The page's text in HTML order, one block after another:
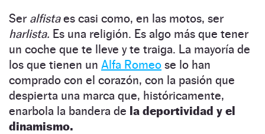
Ser alfistaes casi como, en las motos, ser
harlista. Es una religión. Es algo más que tener
un coche que te lleve y te traiga. La mayoría de
los que tienen un Alfa Romeo se lo han
comprado con el corazón, con la pasión que
despierta una marca que, históricamente,
enarbola la bandera de la deportividad y el
dinamismo.